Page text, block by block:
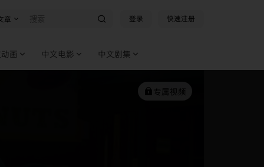
章 登录 快速注册
画 中文电影 中文剧集
专属视频